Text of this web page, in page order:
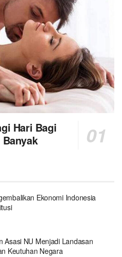
Hari Bagi
Ekonomi Indonesia
Asasi NU Menjadi Landasan
Keutuhan Negara